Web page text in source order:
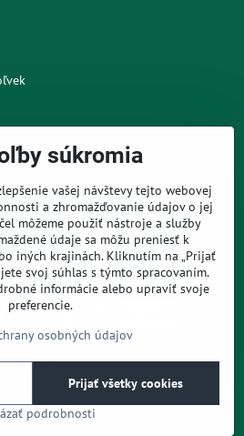
2026Copyright
Zásady ochrany osobných údajov
používania
pomocou:BiznisWeb.sk
súkromia
vašej návštevy tejto webovej
a zhromažďovanie údajov o jej
môžeme použiť nástroje a služby
údaje sa môžu preniesť k
iných krajinách. Kliknutím na „Prijať
svoj súhlas s týmto spracovaním.
informácie alebo upraviť svoje
preferencie.
osobných údajov
podrobnosti
Prijať všetky cookies